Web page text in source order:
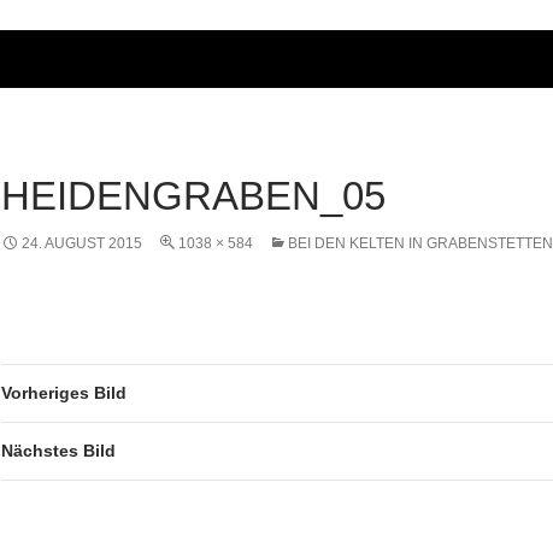
HEIDENGRABEN_05
24. AUGUST 2015 1038 × 584 BEI DEN KELTEN IN GRABENSTETTEN
Vorheriges Bild
Nächstes Bild